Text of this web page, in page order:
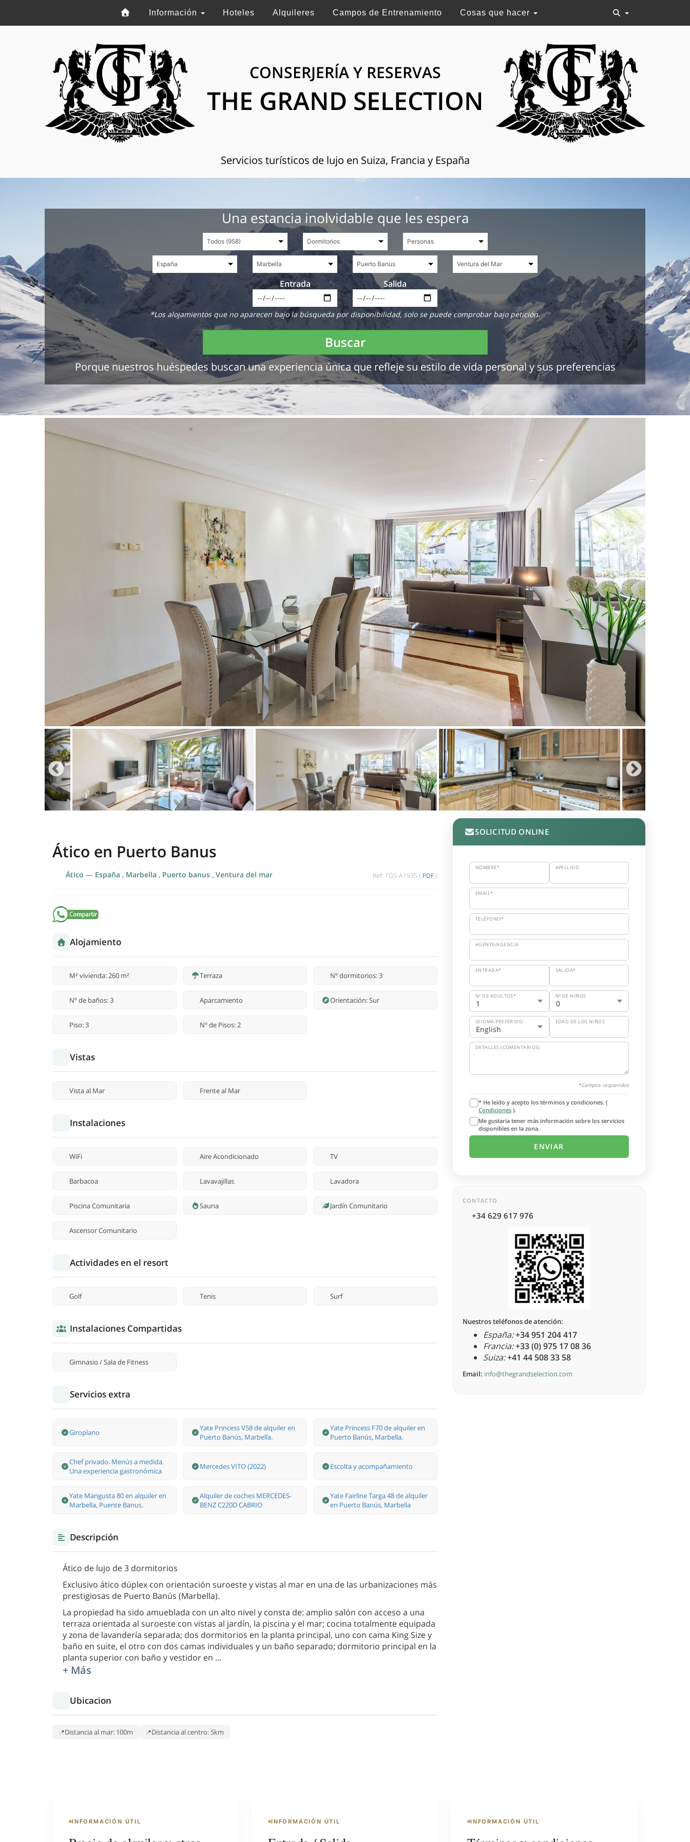
Información Hoteles Alquileres Campos de Entrenamiento Cosas que hacer
CONSERJERÍA Y RESERVAS
THE GRAND SELECTION
Servicios turísticos de lujo en Suiza, Francia y España
Una estancia inolvidable que les espera
Entrada Salida
*Los alojamientos que no aparecen bajo la búsqueda por disponibilidad, solo se puede comprobar bajo petición.
Buscar
Porque nuestros huéspedes buscan una experiencia única que refleje su estilo de vida personal y sus preferencias
Ático en Puerto Banus
Ático — España , Marbella , Puerto banus , Ventura del mar Ref: TGS-A1935 ( PDF )
Alojamiento
M² vivienda: 260 m² Terraza Nº dormitorios: 3
Nº de baños: 3 Aparcamiento Orientación: Sur
Piso: 3 Nº de Pisos: 2
Vistas
Vista al Mar Frente al Mar
Instalaciones
WiFi Aire Acondicionado TV
Barbacoa Lavavajillas Lavadora
Piscina Comunitaria Sauna Jardín Comunitario
Ascensor Comunitario
Actividades en el resort
Golf Tenis Surf
Instalaciones Compartidas
Gimnasio / Sala de Fitness
Servicios extra
Giroplano
Yate Princess V58 de alquiler en
Puerto Banús, Marbella.
Yate Princess F70 de alquiler en
Puerto Banús, Marbella.
Chef privado. Menús a medida.
Una experiencia gastronómica
Mercedes VITO (2022) Escolta y acompañamiento
Yate Mangusta 80 en alquiler en
Marbella, Puente Banus.
Alquiler de coches MERCEDES-
BENZ C220D CABRIO
Yate Fairline Targa 48 de alquiler
en Puerto Banús, Marbella
Descripción
Ático de lujo de 3 dormitorios
Exclusivo ático dúplex con orientación suroeste y vistas al mar en una de las urbanizaciones más
prestigiosas de Puerto Banús (Marbella).
La propiedad ha sido amueblada con un alto nivel y consta de: amplio salón con acceso a una
terraza orientada al suroeste con vistas al jardín, la piscina y el mar; cocina totalmente equipada
y zona de lavandería separada; dos dormitorios en la planta principal, uno con cama King Size y
baño en suite, el otro con dos camas individuales y un baño separado; dormitorio principal en la
planta superior con baño y vestidor en ...
+ Más
Ubicacion
Distancia al mar: 100m Distancia al centro: 5km
SOLICITUD ONLINE
NOMBRE* APELLIDO
EMAIL*
TELÉFONO*
AGENTE/AGENCIA
ENTRADA* SALIDA*
Nº DE ADULTOS* Nº DE NIÑOS
IDIOMA PREFERIDO EDAD DE LOS NIÑOS
DETALLES (COMENTARIOS)
*Campos requeridos
* He leído y acepto los términos y condiciones. (
Condiciones ).
Me gustaría tener más información sobre los servicios
disponibles en la zona.
CONTACTO
+34 629 617 976
Nuestros teléfonos de atención:
España:+34 951 204 417
Francia:+33 (0) 975 17 08 36
Suiza:+41 44 508 33 58
Email: info@thegrandselection.com
INFORMACIÓN ÚTIL INFORMACIÓN ÚTIL INFORMACIÓN ÚTIL